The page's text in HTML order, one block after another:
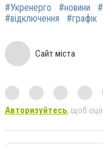
#Укренерго #новини
#відключення
#графік
Сайт міста
Авторизуйтесь, щоб